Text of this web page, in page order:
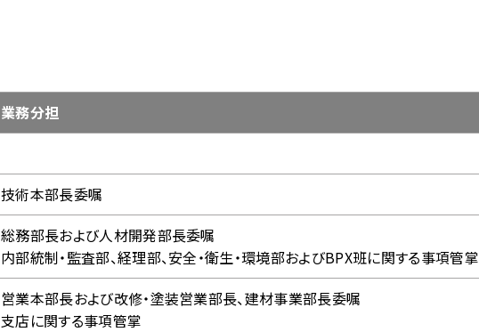
業務分担
技術本部長委嘱
総務部長および人材開発部長委嘱
内部統制・監査部、経理部、安全・衛生・環境部およびBPX班に関する事項管掌
営業本部長および改修・塗装営業部長、建材事業部長委嘱
支店に関する事項管掌